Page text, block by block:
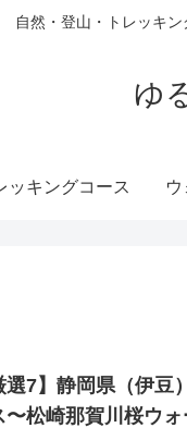
自然・登山・トレッキ
ゆ
ッキングコース
選7】静岡県（伊豆
〜松崎那賀川桜ウ